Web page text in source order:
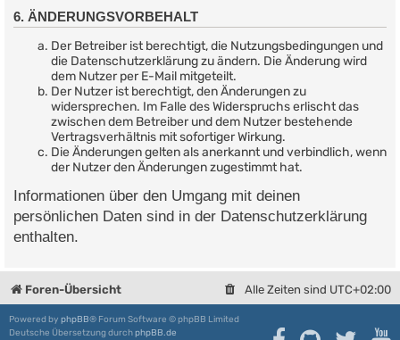
6. ÄNDERUNGSVORBEHALT
Der Betreiber ist berechtigt, die Nutzungsbedingungen und
die Datenschutzerklärung zu ändern. Die Änderung wird
dem Nutzer per E-Mail mitgeteilt.
Der Nutzer ist berechtigt, den Änderungen zu
widersprechen. Im Falle des Widerspruchs erlischt das
zwischen dem Betreiber und dem Nutzer bestehende
Vertragsverhältnis mit sofortiger Wirkung.
Die Änderungen gelten als anerkannt und verbindlich, wenn
der Nutzer den Änderungen zugestimmt hat.
Informationen über den Umgang mit deinen
persönlichen Daten sind in der Datenschutzerklärung
enthalten.
Foren-Übersicht Alle Zeiten sind UTC+02:00
Powered by phpBB® Forum Software © phpBB Limited
Deutsche Übersetzung durchphpBB.de